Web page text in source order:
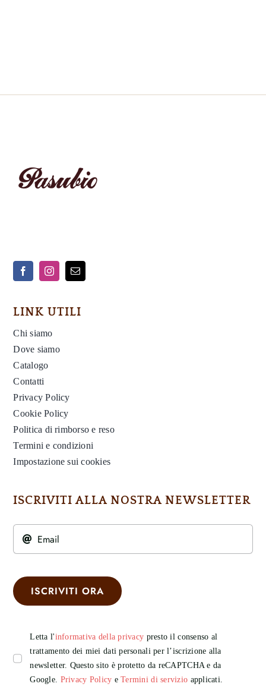
LINK UTILI
Chi siamo
Dove siamo
Catalogo
Contatti
Privacy Policy
Cookie Policy
Politica di rimborso e reso
Termini e condizioni
Impostazione sui cookies
ISCRIVITI ALLA NOSTRA NEWSLETTER
ISCRIVITI ORA
Letta l'informativa della privacy presto il consenso al
trattamento dei miei dati personali per l’iscrizione alla
newsletter. Questo sito è protetto da reCAPTCHA e da
Google. Privacy Policy eTermini di servizio applicati.